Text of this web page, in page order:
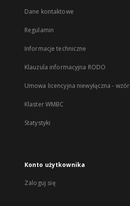
Dane kontaktowe
Regulamin
Informacje techniczne
Klauzula informacyjna RODO
Umowa licencyjna niewyłączna - wzór
Klaster WMBC
Statystyki
Konto użytkownika
Zaloguj się